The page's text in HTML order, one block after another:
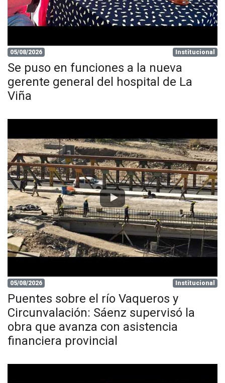
05/08/2026 Institucional
Se puso en funciones a la nueva
gerente general del hospital de La
Viña
05/08/2026 Institucional
Puentes sobre el río Vaqueros y
Circunvalación: Sáenz supervisó la
obra que avanza con asistencia
financiera provincial